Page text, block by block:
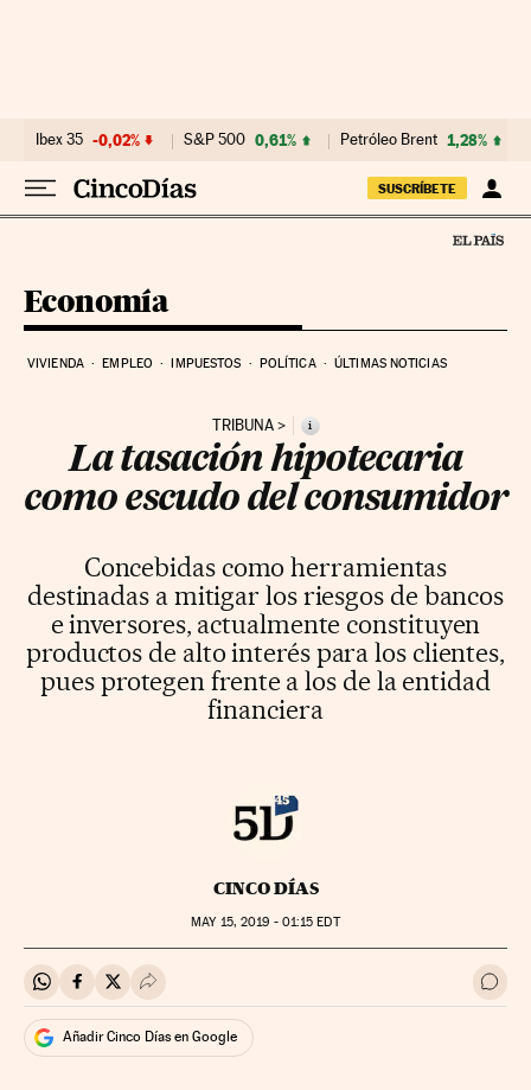
Ibex 35 -0,02% S&P 500 0,61% Petróleo Brent 1,28%
SUSCRÍBETE
Economía
VIVIENDA EMPLEO IMPUESTOS POLÍTICA ÚLTIMAS NOTICIAS
TRIBUNA i
La tasación hipotecaria
como escudo del consumidor
Concebidas como herramientas
destinadas a mitigar los riesgos de bancos
e inversores, actualmente constituyen
productos de alto interés para los clientes,
pues protegen frente a los de la entidad
financiera
CINCO DÍAS
MAY15, 2019 - 01:15 EDT
Compartir en Whatsapp
Compartir en Facebook
Compartir en Twitter
Desplegar Redes Sociales Ir a
Añadir Cinco Días en Google